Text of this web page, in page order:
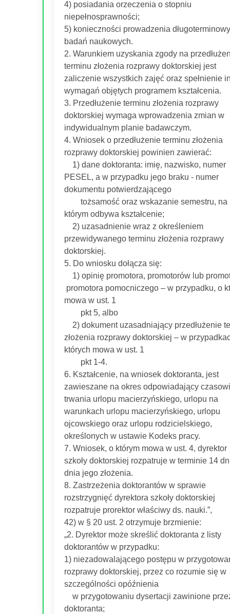
4) posiadania orzeczenia o stopniu
niepełnosprawności;
5) konieczności prowadzenia
badań naukowych.
2. Warunkiem uzyskania zgody na
terminu złożenia rozprawy doktorskiej jest
zaliczenie wszystkich zajęć oraz spełnienie
wymagań objętych programem kształcenia.
3. Przedłużenie terminu złożenia rozprawy
doktorskiej wymaga wprowadzenia zmian w
indywidualnym planie badawczym.
4. Wniosek o przedłużenie terminu złożenia
rozprawy doktorskiej powinien zawierać:
1) dane doktoranta: imię, nazwisko, numer
PESEL, a w przypadku jego braku - numer
dokumentu potwierdzającego
tożsamość oraz wskazanie semestru, na
którym odbywa kształcenie;
2) uzasadnienie wraz z określeniem
przewidywanego terminu złożenia rozprawy
doktorskiej.
5. Do wniosku dołącza się:
1) opinię promotora, promotorów lub
promotora pomocniczego – w przypadku, o
mowa w ust. 1
pkt 5, albo
2) dokument uzasadniający przedłużenie
złożenia rozprawy doktorskiej – w
których mowa w ust. 1
pkt 1-4.
6. Kształcenie, na wniosek doktoranta, jest
zawieszane na okres odpowiadający czasowi
trwania urlopu macierzyńskiego, urlopu na
warunkach urlopu macierzyńskiego, urlopu
ojcowskiego oraz urlopu rodzicielskiego,
określonych w ustawie Kodeks pracy.
7. Wniosek, o którym mowa w ust. 4, dyrektor
szkoły doktorskiej rozpatruje w terminie 14
dnia jego złożenia.
8. Zastrzeżenia doktorantów w sprawie
rozstrzygnięć dyrektora szkoły doktorskiej
rozpatruje prorektor właściwy ds. nauki.”,
42) w § 20 ust. 2 otrzymuje brzmienie:
„2. Dyrektor może skreślić doktoranta z listy
doktorantów w przypadku:
1) niezadowalającego postępu w
rozprawy doktorskiej, przez co rozumie się w
szczególności opóźnienia
w przygotowaniu dysertacji zawinione
doktoranta;